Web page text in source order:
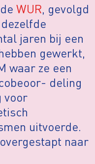
WUR, gevolgd
jaren bij een
gewerkt,
waar ze een
deling
voor
uitvoerde.
naar